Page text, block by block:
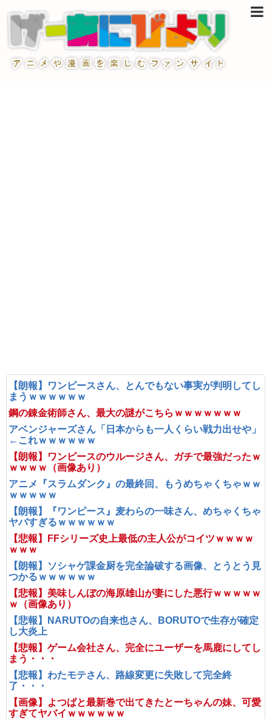
【朗報】ワンピースさん、とんでもない事実が判明してし
まうｗｗｗｗｗｗ
鋼の錬金術師さん、最大の謎がこちらｗｗｗｗｗｗｗ
アベンジャーズさん「日本からも一人くらい戦力出せや」
←これｗｗｗｗｗｗ
【朗報】ワンピースのウルージさん、ガチで最強だったｗ
ｗｗｗｗ（画像あり）
アニメ『スラムダンク』の最終回、もうめちゃくちゃｗｗ
ｗｗｗｗｗ
【朗報】『ワンピース』麦わらの一味さん、めちゃくちゃ
ヤバすぎるｗｗｗｗｗｗ
【悲報】FFシリーズ史上最低の主人公がコイツｗｗｗｗ
ｗｗｗ
【朗報】ソシャゲ課金厨を完全論破する画像、とうとう見
つかるｗｗｗｗｗｗ
【悲報】美味しんぼの海原雄山が妻にした悪行ｗｗｗｗｗ
ｗ（画像あり）
【悲報】NARUTOの自来也さん、BORUTOで生存が確定
し大炎上
【悲報】ゲーム会社さん、完全にユーザーを馬鹿にしてし
まう・・・
【悲報】わたモテさん、路線変更に失敗して完全終
了・・・
【画像】よつばと最新巻で出てきたとーちゃんの妹、可愛
すぎてヤバイｗｗｗｗｗｗ